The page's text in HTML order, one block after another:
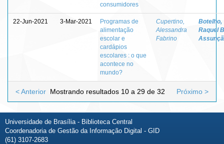
consumidores
22-Jun-2021 3-Mar-2021
Programas de
alimentação
escolar e
cardápios
escolares : o que
acontece no
mundo?
Cupertino,
Alessandra
Fabrino
Botelho,
Raquel
Mostrando resultados 10 a 29 de 32
< Anterior Próximo >
Universidade de Brasília - Biblioteca Central
Coordenadoria de Gestão da Informação Digital - GID
(61) 3107-2683